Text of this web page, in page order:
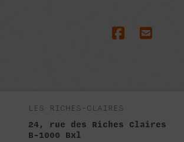
LES RICHES-CLAIRES
24, rue des Riches Claires
B-1000 Bxl